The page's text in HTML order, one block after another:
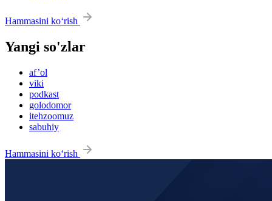
Hammasini ko‘rish
Yangi so'zlar
af’ol
viki
podkast
golodomor
itehzoomuz
sabuhiy
Hammasini ko‘rish